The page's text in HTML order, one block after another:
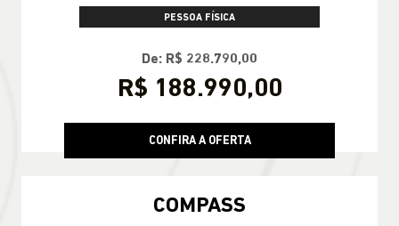
PESSOA FÍSICA
De: R$ 228.790,00
R$ 188.990,00
CONFIRA A OFERTA
COMPASS